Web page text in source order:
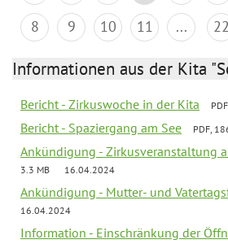
8
9 10 11 ... 22
Informationen aus der Kita
Bericht - Zirkuswoche in der Kita
Bericht - Spaziergang am See PDF,
Ankündigung - Zirkusveranstaltung
3.3 MB
16.04.2024
Ankündigung - Mutter- und
16.04.2024
Information - Einschränkung der